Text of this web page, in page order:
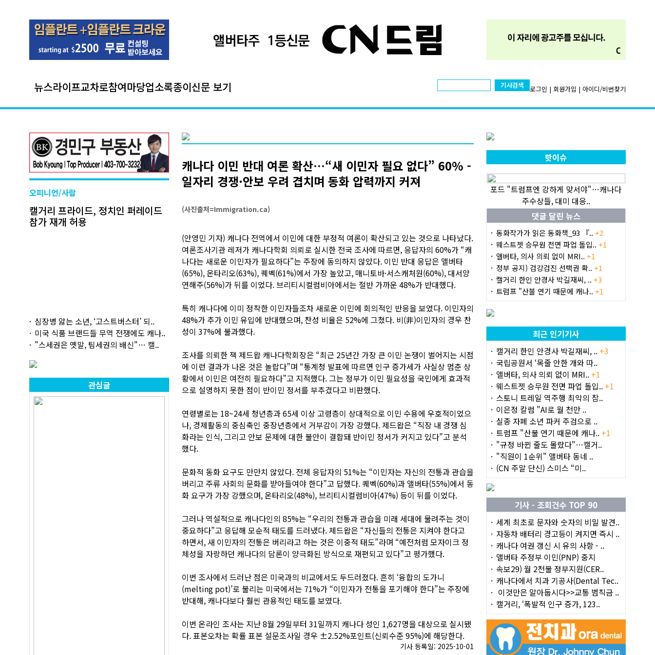
뉴스라이프교차로참여마당업소록종이신문 보기 기사검색 로그인 | 회원가입 | 아이디/비번찾기
오피니언/사람
캘거리 프라이드, 정치인 퍼레이드
참가 재개 허용
심장병 앓는 소년, ‘고스트버스터’ 되..
미국 식품 브랜드들 무역 전쟁에도 캐나..
"스세권은 옛말, 팀세권의 배신"… 캘..
관심글
캐나다 이민 반대 여론 확산…“새 이민자 필요 없다” 60% -
일자리 경쟁·안보 우려 겹치며 동화 압력까지 커져
(사진출처=Immigration.ca)
(안영민 기자) 캐나다 전역에서 이민에 대한 부정적 여론이 확산되고 있는 것으로 나타났다.
여론조사기관 레저가 캐나다학회 의뢰로 실시한 전국 조사에 따르면, 응답자의 60%가 “캐
나다는 새로운 이민자가 필요하다”는 주장에 동의하지 않았다. 이민 반대 응답은 앨버타
(65%), 온타리오(63%), 퀘벡(61%)에서 가장 높았고, 매니토바·서스캐처원(60%), 대서양
연해주(56%)가 뒤를 이었다. 브리티시컬럼비아에서는 절반 가까운 48%가 반대했다.
특히 캐나다에 이미 정착한 이민자들조차 새로운 이민에 회의적인 반응을 보였다. 이민자의
48%가 추가 이민 유입에 반대했으며, 찬성 비율은 52%에 그쳤다. 비(非)이민자의 경우 찬
성이 37%에 불과했다.
조사를 의뢰한 잭 제드왑 캐나다학회장은 “최근 25년간 가장 큰 이민 논쟁이 벌어지는 시점
에 이런 결과가 나온 것은 놀랍다”며 “통계청 발표에 따르면 인구 증가세가 사실상 멈춘 상
황에서 이민은 여전히 필요하다”고 지적했다. 그는 정부가 이민 필요성을 국민에게 효과적
으로 설명하지 못한 점이 반이민 정서를 부추겼다고 비판했다.
연령별로는 18~24세 청년층과 65세 이상 고령층이 상대적으로 이민 수용에 우호적이었으
나, 경제활동의 중심축인 중장년층에서 거부감이 가장 강했다. 제드왑은 “직장 내 경쟁 심
화라는 인식, 그리고 안보 문제에 대한 불안이 결합돼 반이민 정서가 커지고 있다”고 분석
했다.
문화적 동화 요구도 만만치 않았다. 전체 응답자의 51%는 “이민자는 자신의 전통과 관습을
버리고 주류 사회의 문화를 받아들여야 한다”고 답했다. 퀘벡(60%)과 앨버타(55%)에서 동
화 요구가 가장 강했으며, 온타리오(48%), 브리티시컬럼비아(47%) 등이 뒤를 이었다.
그러나 역설적으로 캐나다인의 85%는 “우리의 전통과 관습을 미래 세대에 물려주는 것이
중요하다”고 응답해 모순적 태도를 드러냈다. 제드왑은 “자신들의 전통은 지켜야 한다고
하면서, 새 이민자의 전통은 버리라고 하는 것은 이중적 태도”라며 “예전처럼 모자이크 정
체성을 자랑하던 캐나다의 담론이 양극화된 방식으로 재편되고 있다”고 평가했다.
이번 조사에서 드러난 점은 미국과의 비교에서도 두드러졌다. 흔히 ‘융합의 도가니
(melting pot)’로 불리는 미국에서는 71%가 “이민자가 전통을 포기해야 한다”는 주장에
반대해, 캐나다보다 훨씬 관용적인 태도를 보였다.
이번 온라인 조사는 지난 8월 29일부터 31일까지 캐나다 성인 1,627명을 대상으로 실시됐
다. 표본오차는 확률 표본 설문조사일 경우 ±2.52%포인트(신뢰수준 95%)에 해당한다.
기사 등록일: 2025-10-01
핫이슈
포드 "트럼프엔 강하게 맞서야"…캐나다
주수상들, 대미 대응..
댓글 달린 뉴스
동화작가가 읽은 동화책_93 『.. +2
웨스트젯 승무원 전면 파업 돌입.. +1
앨버타, 의사 의뢰 없이 MRI.. +1
정부 공지) 검강검진 선택권 확.. +1
캘거리 한인 안경사 박길재씨, .. +3
트럼프 "산불 연기 때문에 캐나.. +1
최근 인기기사
캘거리 한인 안경사 박길재씨, .. +3
국립공원서 ‘목줄 안한 개와 따..
앨버타, 의사 의뢰 없이 MRI.. +1
웨스트젯 승무원 전면 파업 돌입.. +1
스토니 트레일 역주행 최악의 참..
이은정 칼럼 "AI로 월 천만 ..
실종 자폐 소년 파커 주검으로 ..
트럼프 "산불 연기 때문에 캐나.. +1
"규정 바뀐 줄도 몰랐다"…캘거..
"직원이 1순위" 앨버타 동네 ..
(CN 주말 단신) 스미스 “미..
기사 - 조회건수 TOP 90
세계 최초로 문자와 숫자의 비밀 발견..
자동차 배터리 경고등이 켜지면 즉시 ..
캐나다 여권 갱신 시 유의 사항 - ..
앨버타 주정부 이민(PNP) 중지
속보29) 월 2천불 정부지원(CER..
캐나다에서 치과 기공사(Dental Tec..
이것만은 알아둡시다>>교통 범칙금 ..
캘거리, ‘폭발적 인구 증가, 123..